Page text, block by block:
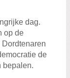
dag.
op de
de
bepalen.